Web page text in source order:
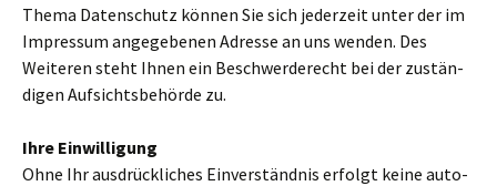
Thema Datenschutz können Sie sich jeder­zeit unter der im
Impressum ange­ge­be­nen Adresse an uns wenden. Des
Weiteren steht Ihnen ein Beschwerderecht bei der zustän­
di­gen Aufsichtsbehörde zu.
Ihre Einwilligung
Ohne Ihr aus­drück­li­ches Einverständnis erfolgt keine auto­